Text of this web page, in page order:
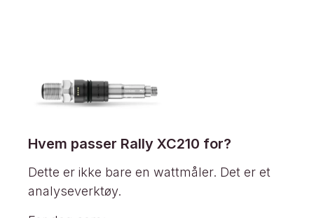
Hvem passer Rally XC210 for?
Dette er ikke bare en wattmåler. Det er et
analyseverktøy.